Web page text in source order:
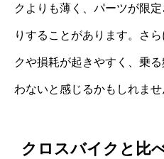
クよりも薄く、パーツが限
りすることがあります。さ
クや損耗が起きやすく、乗
わないと感じるかもしれませ
クロスバイクと比